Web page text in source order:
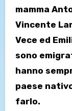
mamma
Vincente
Vece ed
sono
hanno
paese
farlo.